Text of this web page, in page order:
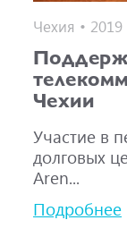
Чехия • 2019
Чехии
Участие в
долговых
Aren...
Подробнее